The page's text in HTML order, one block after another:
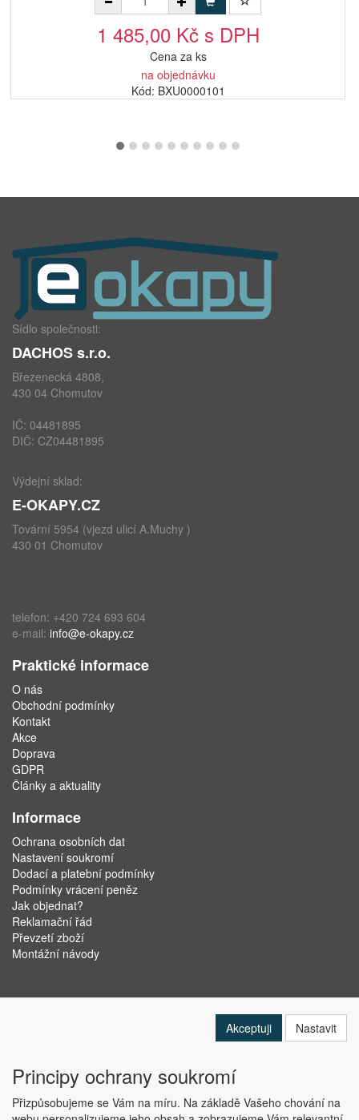
1 485,00 Kč s DPH
Cena za ks
na objednávku
Kód: BXU0000101
Sídlo společnosti:
DACHOS s.r.o.
Březenecká 4808,
430 04 Chomutov
IČ: 04481895
DIČ: CZ04481895
Výdejní sklad:
E-OKAPY.CZ
Tovární 5954 (vjezd ulicí A.Muchy )
430 01 Chomutov
telefon: +420 724 693 604
e-mail: info@e-okapy.cz
Praktické informace
O nás
Obchodní podmínky
Kontakt
Akce
Doprava
GDPR
Články a aktuality
Informace
Ochrana osobních dat
Nastavení soukromí
Dodací a platební podmínky
Podmínky vrácení peněz
Jak objednat?
Reklamační řád
Převzetí zboží
Montážní návody
Akceptuji Nastavit
Principy ochrany soukromí
Přizpůsobujeme se Vám na míru. Na základě Vašeho chování na